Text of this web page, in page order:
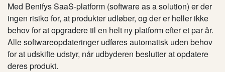
Med Benifys SaaS-platform (software as a solution) er der
ingen risiko for, at produkter udløber, og der er heller ikke
behov for at opgradere til en helt ny platform efter et par år.
Alle softwareopdateringer udføres automatisk uden behov
for at udskifte udstyr, når udbyderen beslutter at opdatere
deres produkt.